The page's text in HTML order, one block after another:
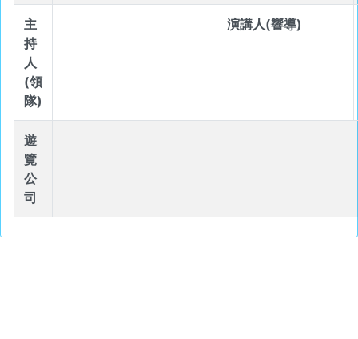
主
持
人
(領
隊)
演講人(響導)
遊
覽
公
司